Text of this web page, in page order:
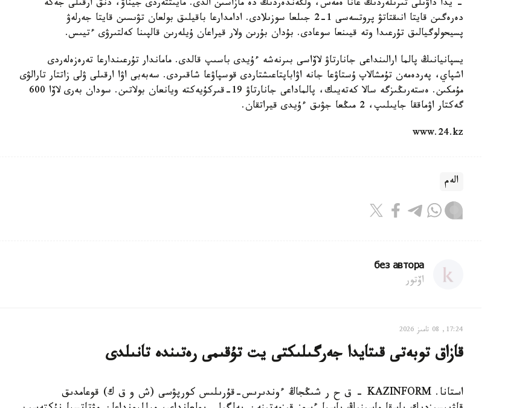
- يدا داۋىلى تىرىلەردىڭ عانا ەمەس، ولگەندەردىڭ دە مازاسىن الدى. مايىتتەردى جيناۋ، دنق ارقىلى جەكە
دەرەگىن قايتا انىقتاتۋ پروتسەسى 1-2 جىلعا سوزىلادى. ادامدارعا باقيلىق بولعان تۋىسىن قايتا جەرلەۋ
پسيحولوگيالىق تۇرعىدا وتە قيىنعا سوعادى. بۇدان بۇرىن ولار قيراعان ۇيلەرىن قالپىنا كەلتىرۋى ءتيىس.
يسپانيانىڭ پالما ارالىنداعى جانارتاۋ لاۆاسى بىرنەشە ءۇيدى باسىپ قالدى. ماماندار تۇرعىندارعا تەرەزەلەردى
اشپاي، پەردەمەن تۇمشالاپ ۇستاۋعا جانە اۋاباپتاعىشتاردى قوسپاۋعا شاقىردى. سەبەبى اۋا ارقىلى ۋلى زاتتار تارالۋى
مۇمكىن. ەستەرىڭىزگە سالا كەتەيىك، پالماداعى جانارتاۋ 19-قىركۇيەكتە ويانعان بولاتىن. سودان بەرى لاۆا 600
گەكتار اۋماققا جايىلىپ، 2 مىڭعا جۋىق ءۇيدى قيراتقان.
www.24.kz
الەم
без автора
اۆتور
17:24, 08 تامىز 2026
قازاق توبەتى قىتايدا جەرگىلىكتى يت تۇقىمى رەتىندە تانىلدى
استانا. KAZINFORM – ق ح ر شىڭجاڭ ءوندىرىس-قۇرىلىس كورپۋسى (ش و ق ك) قوعامدىق